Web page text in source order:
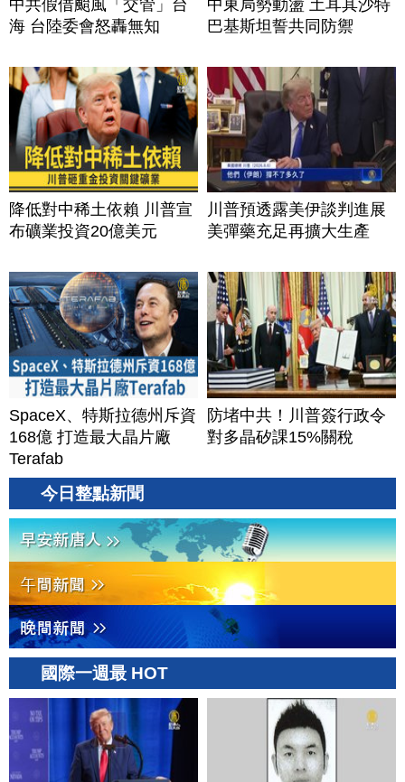
中共假借颱風「交管」台
海 台陸委會怒轟無知
中東局勢動盪 土耳其沙特
巴基斯坦誓共同防禦
降低對中稀土依賴 川普宣
布礦業投資20億美元
川普預透露美伊談判進展
美彈藥充足再擴大生產
SpaceX、特斯拉德州斥資
168億 打造最大晶片廠
Terafab
防堵中共！川普簽行政令
對多晶矽課15%關稅
今日整點新聞
國際一週最 HOT